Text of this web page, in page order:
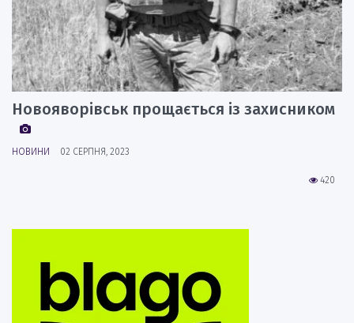
Новояворівськ прощається із захисником
НОВИНИ 02 СЕРПНЯ, 2023
420